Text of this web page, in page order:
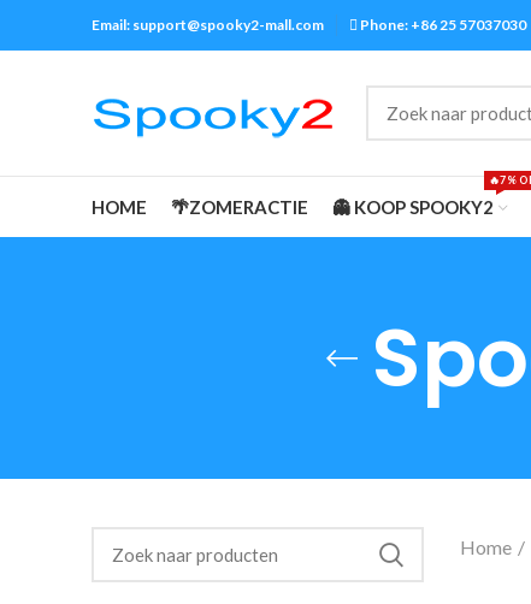
Email: support@spooky2-mall.com Phone: +86 25 57037030
HOME 🌴ZOMERACTIE 👻 KOOP SPOOKY2
🔥7%
Home